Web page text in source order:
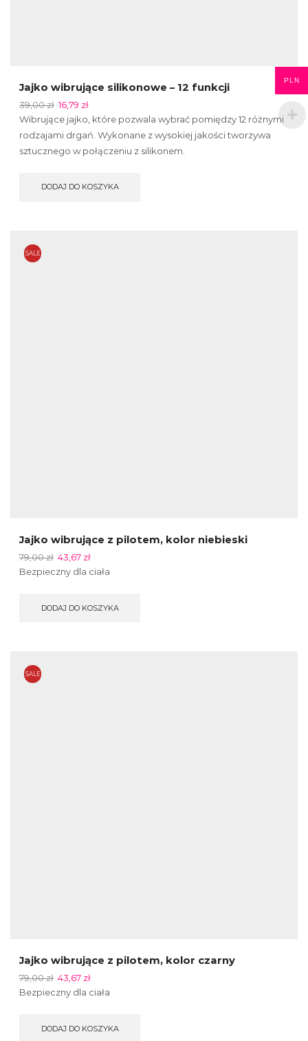
Jajko wibrujące silikonowe – 12 funkcji
39,00zł 16,79 zł
Wibrujące jajko, które pozwala wybrać pomiędzy 12 różnymi
rodzajami drgań. Wykonane z wysokiej jakości tworzywa
sztucznego w połączeniu z silikonem.
DODAJ DO KOSZYKA
SALE
Jajko wibrujące z pilotem, kolor niebieski
79,00zł 43,67 zł
Bezpieczny dla ciała
DODAJ DO KOSZYKA
SALE
Jajko wibrujące z pilotem, kolor czarny
79,00zł 43,67 zł
Bezpieczny dla ciała
DODAJ DO KOSZYKA
PLN